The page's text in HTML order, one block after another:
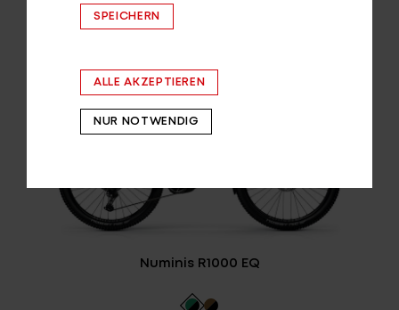
Numinis R1000 EQ
SPEICHERN
ALLE AKZEPTIEREN
NUR NOTWENDIG